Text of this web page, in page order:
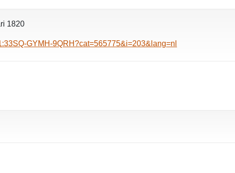
1820
GYMH-9QRH?cat=565775&i=203&lang=nl